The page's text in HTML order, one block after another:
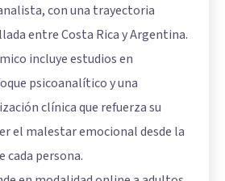
con una trayectoria
entre Costa Rica y Argentina.
incluye estudios en
psicoanalítico y una
clínica que refuerza su
el malestar emocional desde la
cada persona.